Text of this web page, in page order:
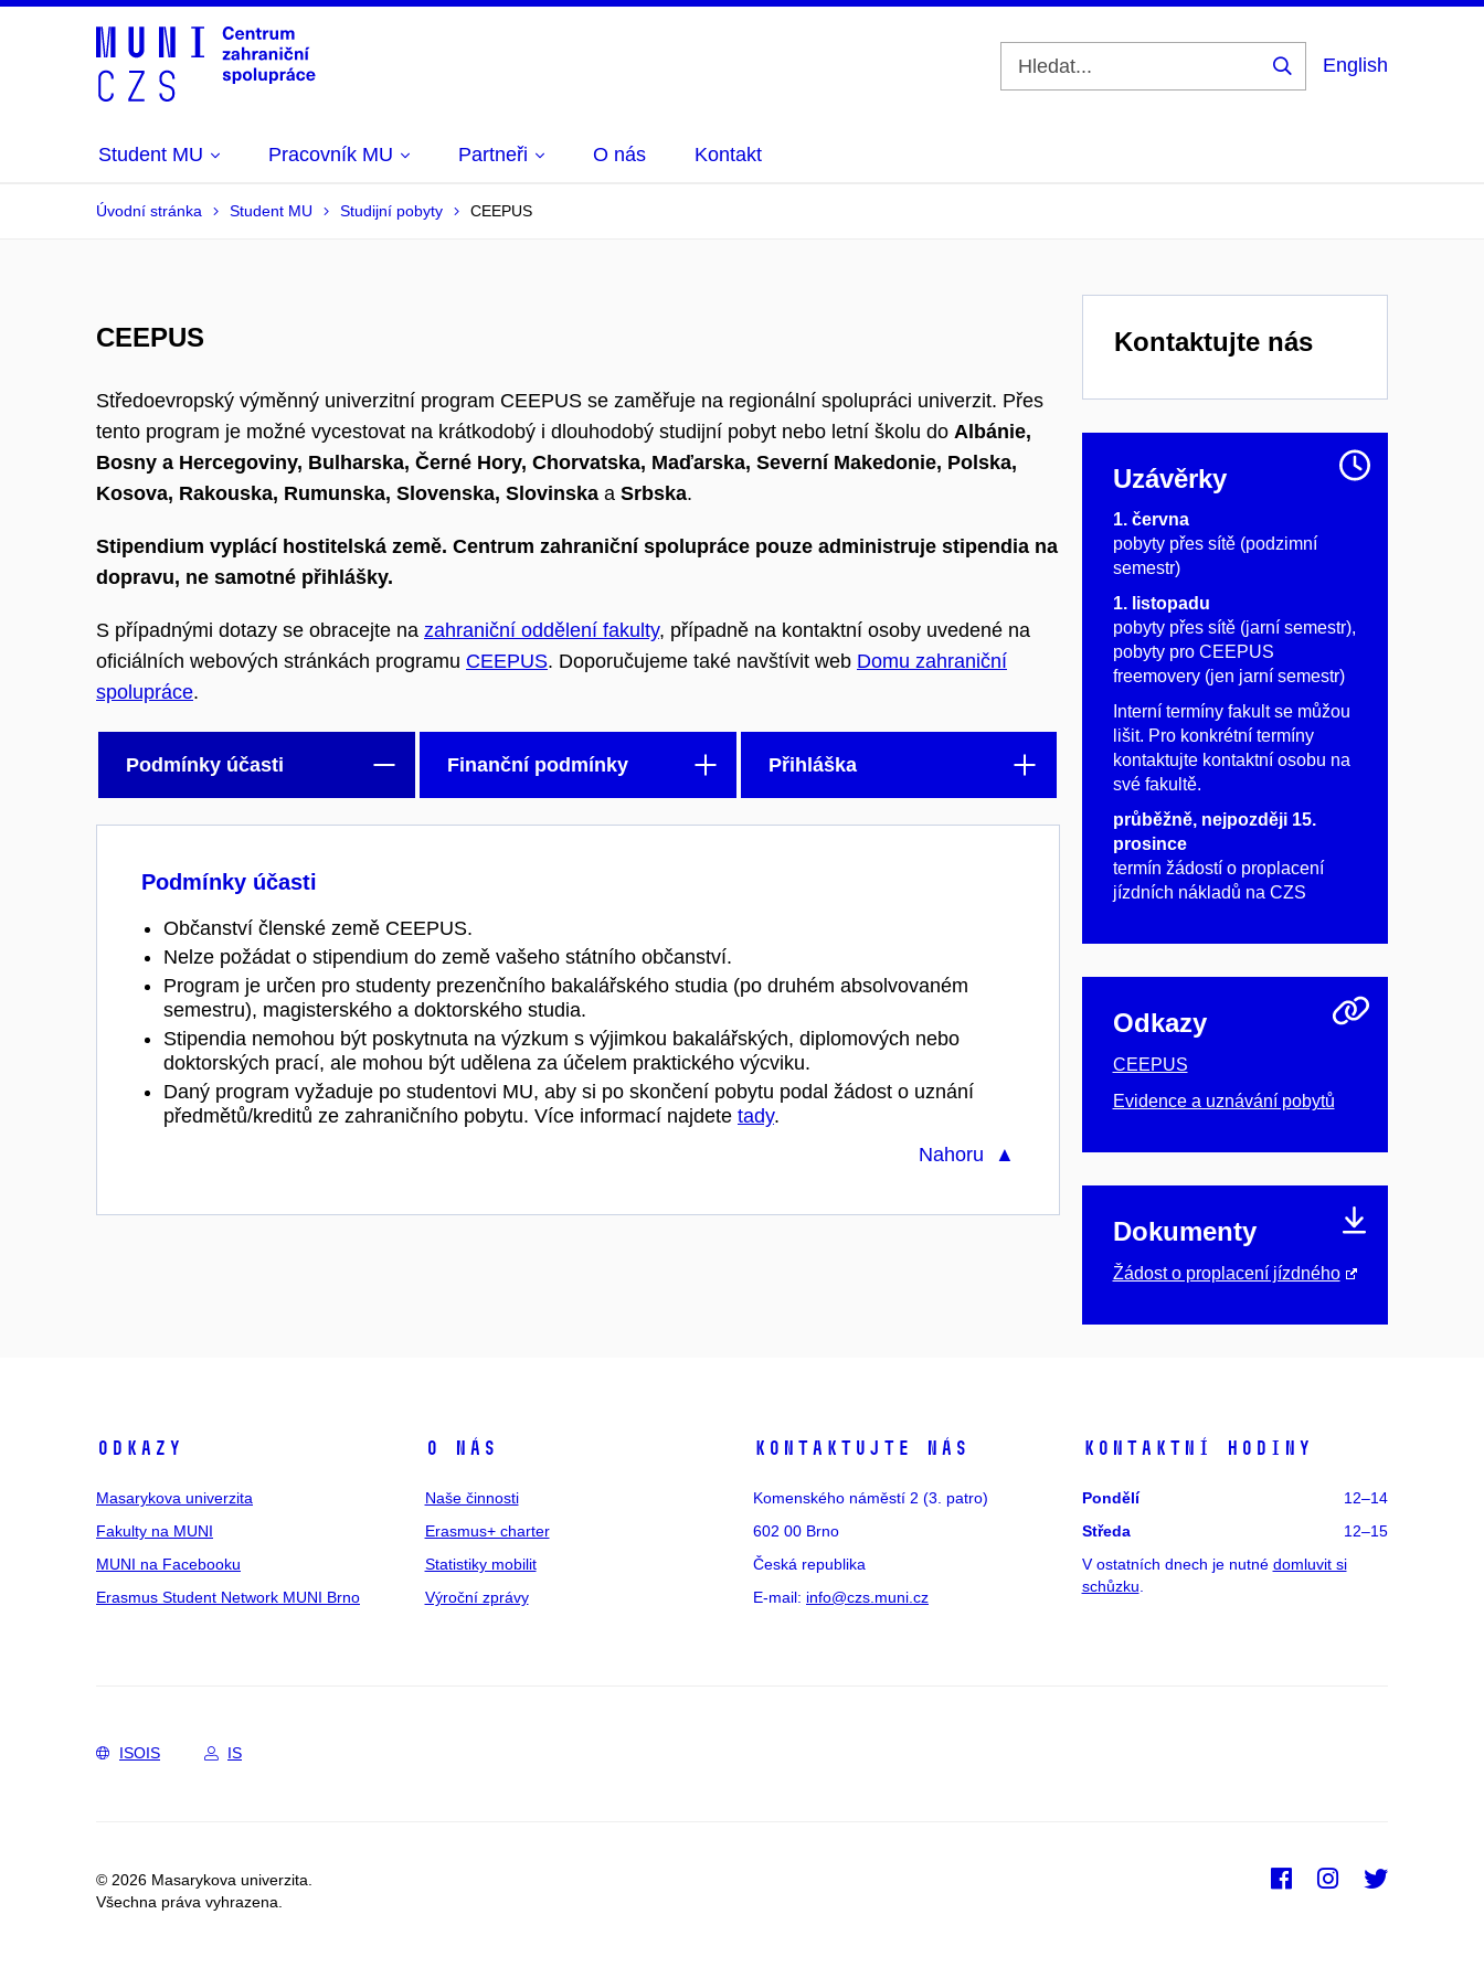
English
Student MU Pracovník MU Partneři O nás Kontakt
Úvodní stránka Student MU Studijní pobyty CEEPUS
CEEPUS
Středoevropský výměnný univerzitní program CEEPUS se zaměřuje na regionální spolupráci univerzit. Přes
tento program je možné vycestovat na krátkodobý i dlouhodobý studijní pobyt nebo letní školu do Albánie,
Bosny a Hercegoviny, Bulharska, Černé Hory, Chorvatska, Maďarska, Severní Makedonie, Polska,
Kosova, Rakouska, Rumunska, Slovenska, Slovinska a Srbska.
Stipendium vyplácí hostitelská země. Centrum zahraniční spolupráce pouze administruje stipendia na
dopravu, ne samotné přihlášky.
S případnými dotazy se obracejte na zahraniční oddělení fakulty, případně na kontaktní osoby uvedené na
oficiálních webových stránkách programu CEEPUS. Doporučujeme také navštívit web Domu zahraniční
spolupráce.
Podmínky účasti Finanční podmínky Přihláška
Podmínky účasti
Občanství členské země CEEPUS.
Nelze požádat o stipendium do země vašeho státního občanství.
Program je určen pro studenty prezenčního bakalářského studia (po druhém absolvovaném
semestru), magisterského a doktorského studia.
Stipendia nemohou být poskytnuta na výzkum s výjimkou bakalářských, diplomových nebo
doktorských prací, ale mohou být udělena za účelem praktického výcviku.
Daný program vyžaduje po studentovi MU, aby si po skončení pobytu podal žádost o uznání
předmětů/kreditů ze zahraničního pobytu. Více informací najdete tady.
Nahoru ▲
Kontaktujte nás
Uzávěrky
1. června
pobyty přes sítě (podzimní
semestr)
1. listopadu
pobyty přes sítě (jarní semestr),
pobyty pro CEEPUS
freemovery (jen jarní semestr)
Interní termíny fakult se můžou
lišit. Pro konkrétní termíny
kontaktujte kontaktní osobu na
své fakultě.
průběžně, nejpozději 15.
prosince
termín žádostí o proplacení
jízdních nákladů na CZS
Odkazy
CEEPUS
Evidence a uznávání pobytů
Dokumenty
Žádost o proplacení jízdného
Odkazy
Masarykova univerzita
Fakulty na MUNI
MUNI na Facebooku
Erasmus Student Network MUNI Brno
O nás
Naše činnosti
Erasmus+ charter
Statistiky mobilit
Výroční zprávy
Kontaktujte nás
Komenského náměstí 2 (3. patro)
602 00 Brno
Česká republika
E-mail: info@czs.muni.cz
Kontaktní hodiny
Pondělí
12–14
Středa
12–15
V ostatních dnech je nutné domluvit si
schůzku
ISOIS IS
© 2026 Masarykova univerzita.
Všechna práva vyhrazena.
Facebook
Instagram
Twitter